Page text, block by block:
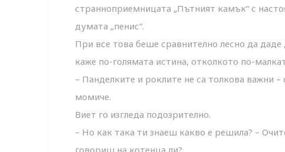
странноприемницата „Пътният камък“ с
думата „пенис“.
При все това беше сравнително лесно да
каже по-голямата истина, отколкото по-
– Панделките и роклите не са толкова важни
момиче.
Виет го изгледа подозрително.
– Но как така ти знаеш какво е решила? –
говориш на котенца ли?